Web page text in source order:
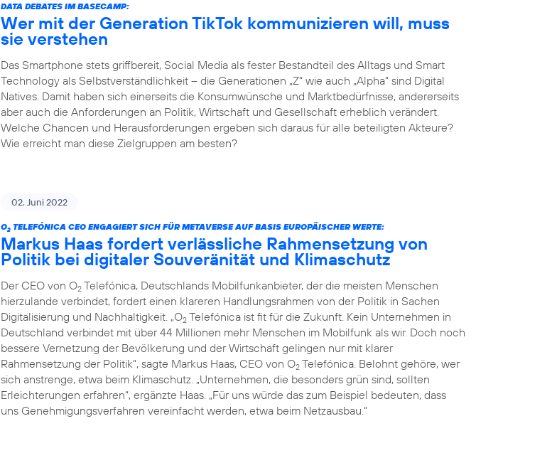
DATA DEBATES IM BASECAMP:
Wer mit der Generation TikTok kommunizieren will, muss
sie verstehen
Das Smartphone stets griffbereit, Social Media als fester Bestandteil des Alltags und Smart
Technology als Selbstverständlichkeit – die Generationen „Z“ wie auch „Alpha“ sind Digital
Natives. Damit haben sich einerseits die Konsumwünsche und Marktbedürfnisse, andererseits
aber auch die Anforderungen an Politik, Wirtschaft und Gesellschaft erheblich verändert.
Welche Chancen und Herausforderungen ergeben sich daraus für alle beteiligten Akteure?
Wie erreicht man diese Zielgruppen am besten?
02. Juni 2022
O2 TELEFÓNICA CEO ENGAGIERT SICH FÜR METAVERSE AUF BASIS EUROPÄISCHER WERTE:
Markus Haas fordert verlässliche Rahmensetzung von
Politik bei digitaler Souveränität und Klimaschutz
Der CEO von O2 Telefónica, Deutschlands Mobilfunkanbieter, der die meisten Menschen
hierzulande verbindet, fordert einen klareren Handlungsrahmen von der Politik in Sachen
Digitalisierung und Nachhaltigkeit. „O2 Telefónica ist fit für die Zukunft. Kein Unternehmen in
Deutschland verbindet mit über 44 Millionen mehr Menschen im Mobilfunk als wir. Doch noch
bessere Vernetzung der Bevölkerung und der Wirtschaft gelingen nur mit klarer
Rahmensetzung der Politik“, sagte Markus Haas, CEO von O2 Telefónica. Belohnt gehöre, wer
sich anstrenge, etwa beim Klimaschutz. „Unternehmen, die besonders grün sind, sollten
Erleichterungen erfahren“, ergänzte Haas. „Für uns würde das zum Beispiel bedeuten, dass
uns Genehmigungsverfahren vereinfacht werden, etwa beim Netzausbau.“